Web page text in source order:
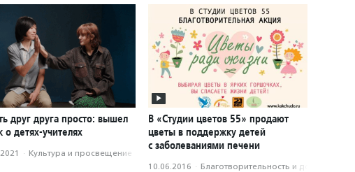
друг друга просто: вышел
о детях-учителях
· Культура и просвещение
В «Студии цветов 55» продают
цветы в поддержку детей
с заболеваниями печени
10.06.2016 · Благотвори­тель­ность и